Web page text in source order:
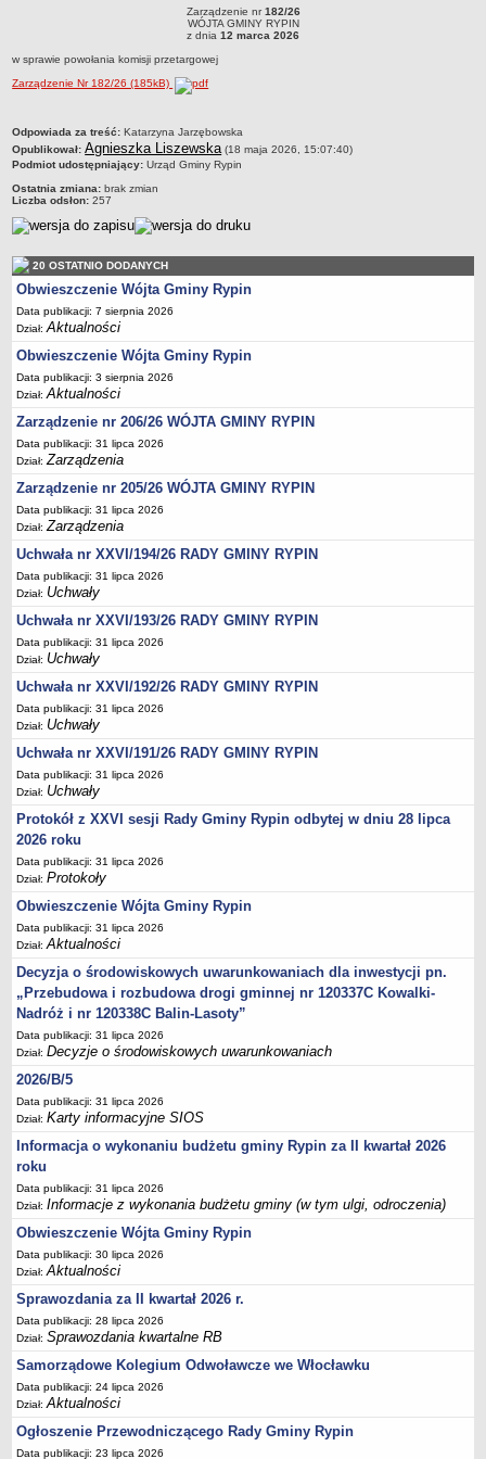
Związki i stowarzyszenia
Rejestr zbiorów danych osobowych
Rejestr instytucji kultury
RODO Klauzule informacyjne
AKTUALNOŚCI I OGŁOSZENIA
Dane teleadresowe
Tabela informacyjna
Czas pracy urzędu
Nr konta bankowego, NIP, REGON
Pracownicy urzędu - urząd gminy
Pracownicy urzędu - baza magazynowo - warsztatowa
Kompetencje referatów
Regulamin organizacyjny
Regulamin naboru na wolne stanowiska urzędnicze
Ogłoszenia o naborze na wolne stanowiska urzędnicze
Lista kandydatów spełniających wymagania formalne w naborach na
Wyniki naboru na wolne stanowiska urzędnicze
Petycje
Sygnaliści
Galeria
Raporty o stanie dostępności
Wnioski
WŁADZE I STRUKTURA
Struktura organizacyjna
Rada gminy
Wójt
Urząd gminy
Jednostki organizacyjne, GOPS, Instytucja kultury, OSP
Jednostki pomocnicze - sołectwa
Plan pracy komisji rewizyjnej
Sesje Rady Gminy Rypin
Statut
Strategia rozwoju
Uchwały
Projekty uchwał
Protokoły
Imienne wykazy głosowań radnych
Postać dokumentów
Akty Prawne, Dzienniki Ustaw, Monitory Polskie
Prawo miejscowe
Zarządzenia
przestrzennego
Dane przestrzenne - MPZP
Stałe obwody głosowania, numery, granice oraz siedziby
obwodowych komisji wyborczych, opis granic okręgów wyborczych
Plan ogólny gminy Rypin
Zarządzenie nr 182/26WÓJTA GMINY RYPINz dnia 12 marca 2026w sprawie
powołania komisji przetargowej
Zarządzenie nr182/26
WÓJTA GMINY RYPIN
z dnia 12 marca 2026
w sprawie powołania komisji przetargowej
Zarządzenie Nr 182/26 (185kB)
metryczka
Odpowiada za treść: Katarzyna Jarzębowska
Opublikował: Agnieszka Liszewska (18 maja 2026, 15:07:40)
Podmiot udostępniający: Urząd Gminy Rypin
Ostatnia zmiana: brak zmian
Liczba odsłon: 257
20 OSTATNIO DODANYCH
Obwieszczenie Wójta Gminy Rypin
Data publikacji: 7 sierpnia 2026
Dział:Aktualności
Obwieszczenie Wójta Gminy Rypin
Data publikacji: 3 sierpnia 2026
Dział:Aktualności
Zarządzenie nr 206/26 WÓJTA GMINY RYPIN
Data publikacji: 31 lipca 2026
Dział:Zarządzenia
Zarządzenie nr 205/26 WÓJTA GMINY RYPIN
Data publikacji: 31 lipca 2026
Dział:Zarządzenia
Uchwała nr XXVI/194/26 RADY GMINY RYPIN
Data publikacji: 31 lipca 2026
Dział: Uchwały
Uchwała nr XXVI/193/26 RADY GMINY RYPIN
Data publikacji: 31 lipca 2026
Dział: Uchwały
Uchwała nr XXVI/192/26 RADY GMINY RYPIN
Data publikacji: 31 lipca 2026
Dział: Uchwały
Uchwała nr XXVI/191/26 RADY GMINY RYPIN
Data publikacji: 31 lipca 2026
Dział: Uchwały
Protokół z XXVI sesji Rady Gminy Rypin odbytej w dniu 28 lipca
2026 roku
Data publikacji: 31 lipca 2026
Dział:Protokoły
Obwieszczenie Wójta Gminy Rypin
Data publikacji: 31 lipca 2026
Dział:Aktualności
Decyzja o środowiskowych uwarunkowaniach dla inwestycji pn.
„Przebudowa i rozbudowa drogi gminnej nr 120337C Kowalki-
Nadróż i nr 120338C Balin-Lasoty”
Data publikacji: 31 lipca 2026
Dział:Decyzje o środowiskowych uwarunkowaniach
2026/B/5
Data publikacji: 31 lipca 2026
Dział:Karty informacyjne SIOS
Informacja o wykonaniu budżetu gminy Rypin za II kwartał 2026
roku
Data publikacji: 31 lipca 2026
Dział:Informacje z wykonania budżetu gminy (w tym ulgi, odroczenia)
Obwieszczenie Wójta Gminy Rypin
Data publikacji: 30 lipca 2026
Dział:Aktualności
Sprawozdania za II kwartał 2026 r.
Data publikacji: 28 lipca 2026
Dział:Sprawozdania kwartalne RB
Samorządowe Kolegium Odwoławcze we Włocławku
Data publikacji: 24 lipca 2026
Dział:Aktualności
Ogłoszenie Przewodniczącego Rady Gminy Rypin
Data publikacji: 23 lipca 2026